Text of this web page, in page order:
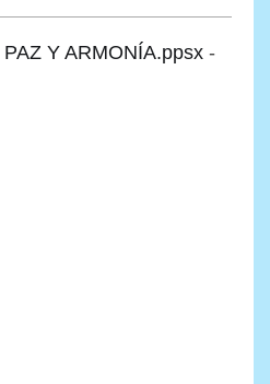
Y ARMONÍA.ppsx -